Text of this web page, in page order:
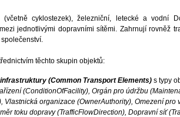
cyklostezek), železniční, letecké a vodní
jednotlivými dopravními sítěmi. Zahrnují rovněž
těchto skupin objektů:
(Common Transport Elements) s typy
(ConditionOfFacility), Orgán pro údržbu
Vlastnická organizace (OwnerAuthority), Omezení pro
toku dopravy (TrafficFlowDirection), Dopravní síť